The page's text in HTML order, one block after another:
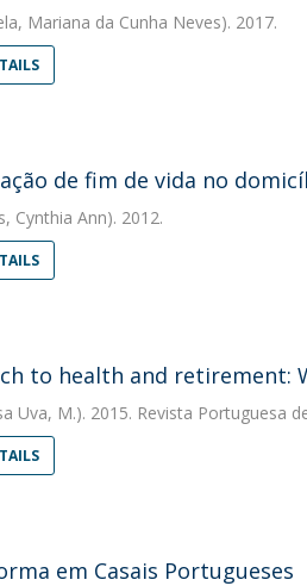
Mariana da Cunha Neves). 2017.
de fim de vida no
Cynthia Ann). 2012.
to health and retirement:
Uva, M.). 2015. Revista Portuguesa
em Casais Portugueses